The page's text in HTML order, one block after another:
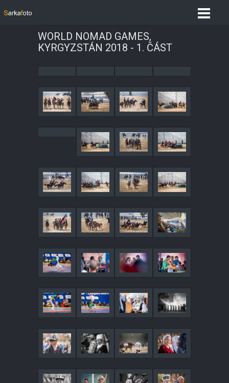
WORLD NOMAD GAMES,
KYRGYZSTÁN 2018 - 1. ČÁST